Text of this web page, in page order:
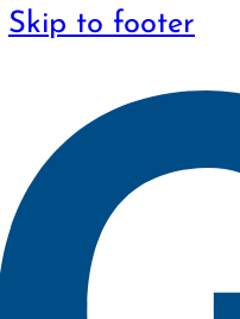
Skip to footer